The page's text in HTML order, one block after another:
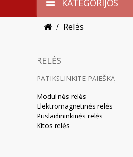
KATEGORIJOS
Relės
RELĖS
PATIKSLINKITE PAIEŠKĄ
Modulinės relės
Elektromagnetinės relės
Puslaidininkinės relės
Kitos relės